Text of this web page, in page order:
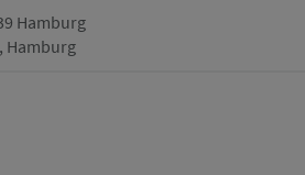
Hamburg
Hamburg